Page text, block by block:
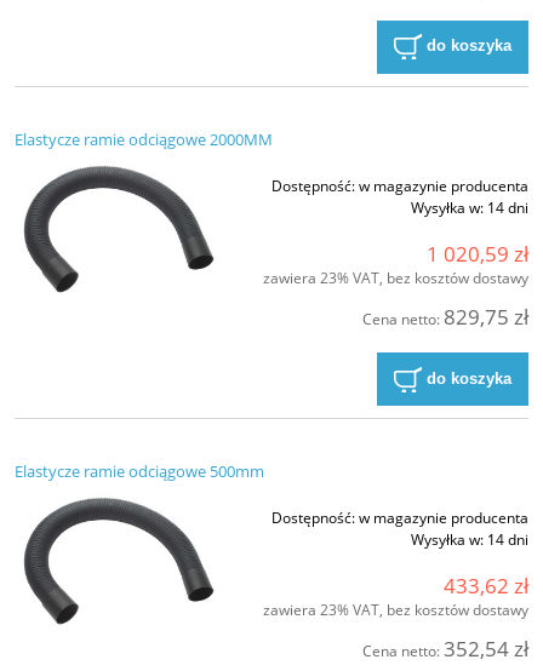
do koszyka
Elastycze ramie odciągowe 2000MM
Dostępność:w magazynie producenta
Wysyłka w: 14 dni
1 020,59 zł
zawiera 23% VAT, bez kosztów dostawy
Cena netto: 829,75 zł
do koszyka
Elastycze ramie odciągowe 500mm
Dostępność:w magazynie producenta
Wysyłka w: 14 dni
433,62 zł
zawiera 23% VAT, bez kosztów dostawy
Cena netto:352,54 zł